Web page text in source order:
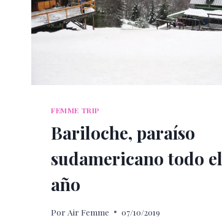
FEMME TRIP
Bariloche, paraíso
sudamericano todo el
año
Por Air Femme 07/10/2019